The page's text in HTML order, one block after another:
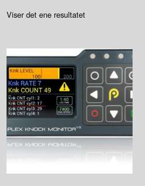
Viser det ene resultatet